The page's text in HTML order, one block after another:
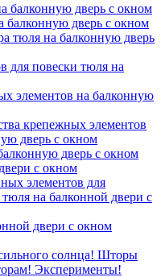
балконную дверь с окном
балконную дверь с окном
тюля на балконную дверь
для повески тюля на
элементов на балконную
крепежных элементов
дверь с окном
дверь с окном
с окном
элементов для
на балконной двери с
двери с окном
солнца! Шторы
Эксперименты!